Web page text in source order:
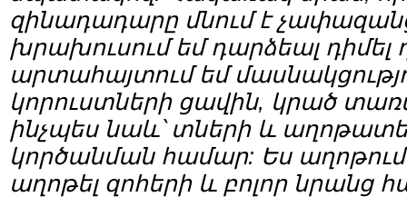
զինադադարը մնում է
խրախուսում եմ դարձեալ դիմել
արտահայտում եմ
կորուստների ցավին, կրած
ինչպես նաև՝ տների և
կործանման համար: Ես աղոթում
աղոթել զոհերի և բոլոր նրանց